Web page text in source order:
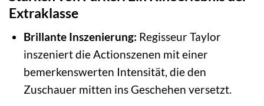
Extraklasse
Brillante Inszenierung: Regisseur Taylor
inszeniert die Actionszenen mit einer
bemerkenswerten Intensität, die den
Zuschauer mitten ins Geschehen versetzt.